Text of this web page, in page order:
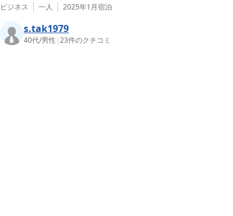
ビジネス 一人 2025年1月宿泊
s.tak1979
40代/男性 |23件のクチコミ